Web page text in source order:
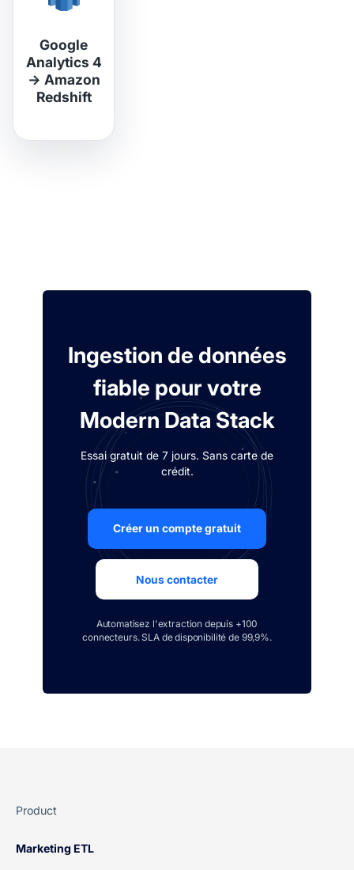
Google
Analytics 4
→ Amazon
Redshift
Ingestion de données
fiable pour votre
Modern Data Stack
Essai gratuit de 7 jours. Sans carte de
crédit.
Créer un compte gratuit
Nous contacter
Automatisez l'extraction depuis +100
connecteurs. SLA de disponibilité de 99,9%.
Product
Marketing ETL